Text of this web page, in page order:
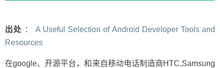
和
精
出处 ： A Useful Selection of Android Developer Tools and
Resources
在google、开源平台，和来自移动电话制造商HTC,Samsung